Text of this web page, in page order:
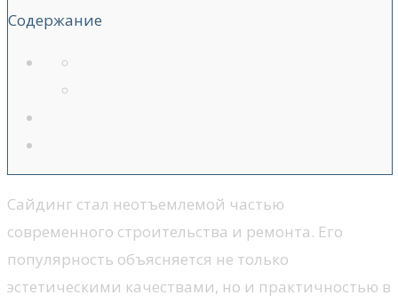
Содержание
Сайдинг стал неотъемлемой частью
современного строительства и ремонта. Его
популярность объясняется не только
эстетическими качествами, но и практичностью в